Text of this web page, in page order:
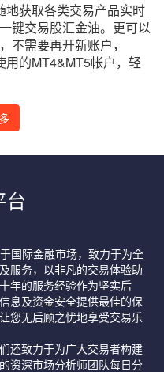
获取各类交易产品实时
键交易股汇金油。更可以
不需要再开新账户，
的MT4&MT5帐户，轻
台
国际金融市场，致力于为全
服务，以非凡的交易体验助
年的服务经验作为坚实后
息及资金安全提供最佳的保
您无后顾之忧地享受交易乐
还致力于为广大交易者构建
资深市场分析师团队每日分